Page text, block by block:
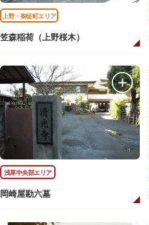
上野・御徒町エリア
笠森稲荷（上野桜木）
浅草中央部エリア
岡崎屋勘六墓